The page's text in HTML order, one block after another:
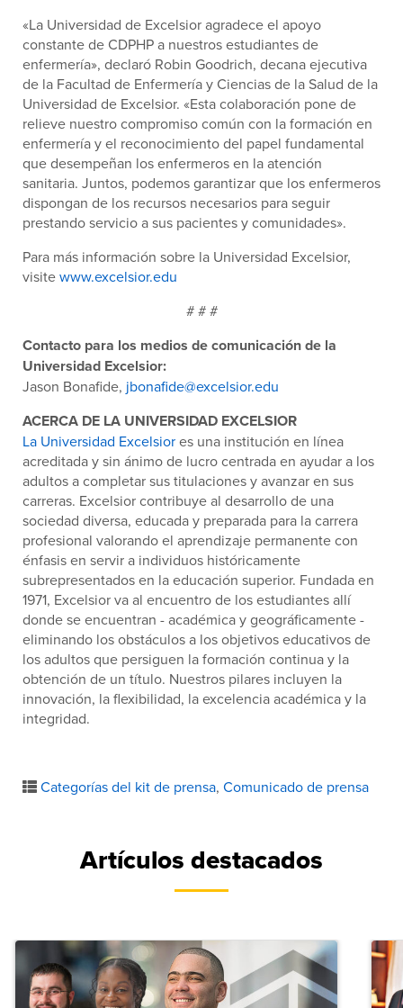
«La Universidad de Excelsior agradece el apoyo
constante de CDPHP a nuestros estudiantes de
enfermería», declaró Robin Goodrich, decana ejecutiva
de la Facultad de Enfermería y Ciencias de la Salud de la
Universidad de Excelsior. «Esta colaboración pone de
relieve nuestro compromiso común con la formación en
enfermería y el reconocimiento del papel fundamental
que desempeñan los enfermeros en la atención
sanitaria. Juntos, podemos garantizar que los enfermeros
dispongan de los recursos necesarios para seguir
prestando servicio a sus pacientes y comunidades».
Para más información sobre la Universidad Excelsior,
visitewww.excelsior.edu
# # #
Contacto para los medios de comunicación de la
Universidad Excelsior:
Jason Bonafide, jbonafide@excelsior.edu
ACERCA DE LA UNIVERSIDAD EXCELSIOR
La Universidad Excelsiores una institución en línea
acreditada y sin ánimo de lucro centrada en ayudar a los
adultos a completar sus titulaciones y avanzar en sus
carreras. Excelsior contribuye al desarrollo de una
sociedad diversa, educada y preparada para la carrera
profesional valorando el aprendizaje permanente con
énfasis en servir a individuos históricamente
subrepresentados en la educación superior. Fundada en
1971, Excelsior va al encuentro de los estudiantes allí
donde se encuentran - académica y geográficamente -
eliminando los obstáculos a los objetivos educativos de
los adultos que persiguen la formación continua y la
obtención de un título. Nuestros pilares incluyen la
innovación, la flexibilidad, la excelencia académica y la
integridad.
Categorías del kit de prensa, Comunicado de prensa
Artículos destacados